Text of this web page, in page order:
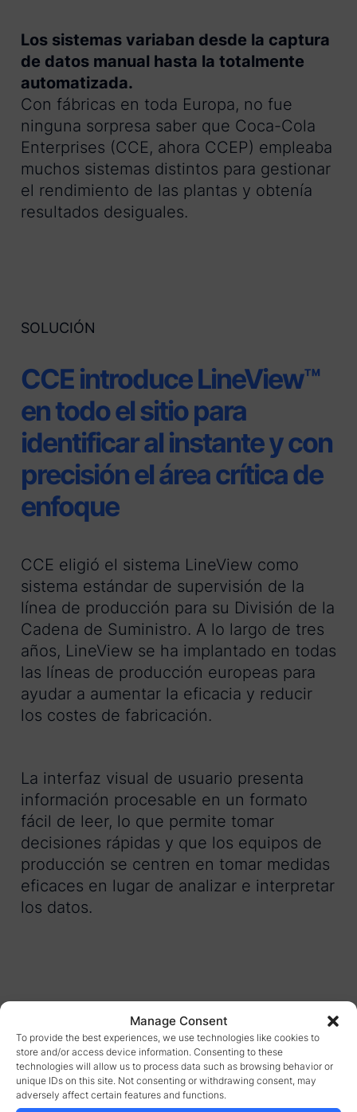
Manage Consent
To provide the best experiences, we use technologies like cookies to
store and/or access device information. Consenting to these
technologies will allow us to process data such as browsing behavior or
unique IDs on this site. Not consenting or withdrawing consent, may
adversely affect certain features and functions.
Los sistemas variaban desde la captura
de datos manual hasta la totalmente
automatizada.
Con fábricas en toda Europa, no fue
ninguna sorpresa saber que Coca-Cola
Enterprises (CCE, ahora CCEP) empleaba
muchos sistemas distintos para gestionar
el rendimiento de las plantas y obtenía
resultados desiguales.
SOLUCIÓN
CCE introduce LineView™
en todo el sitio para
identificar al instante y con
precisión el área crítica de
enfoque
CCE eligió el sistema LineView como
sistema estándar de supervisión de la
línea de producción para su División de la
Cadena de Suministro. A lo largo de tres
años, LineView se ha implantado en todas
las líneas de producción europeas para
ayudar a aumentar la eficacia y reducir
los costes de fabricación.
La interfaz visual de usuario presenta
información procesable en un formato
fácil de leer, lo que permite tomar
decisiones rápidas y que los equipos de
producción se centren en tomar medidas
eficaces en lugar de analizar e interpretar
los datos.
Coca-Cola Enterprises (CCE) es el embotellador
exclusivo de Coca-Cola para Europa, incluyendo Gran
Bretaña, Bélgica, Francia continental, Luxemburgo,
Mónaco, Países Bajos, Suecia y Noruega. En 2015, Coca-
Cola Enterprises, Coca-Cola Iberian Partners y Coca-